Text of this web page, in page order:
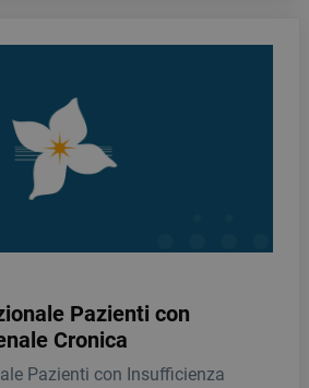
Pazienti con
Cronica
Pazienti con Insufficienza